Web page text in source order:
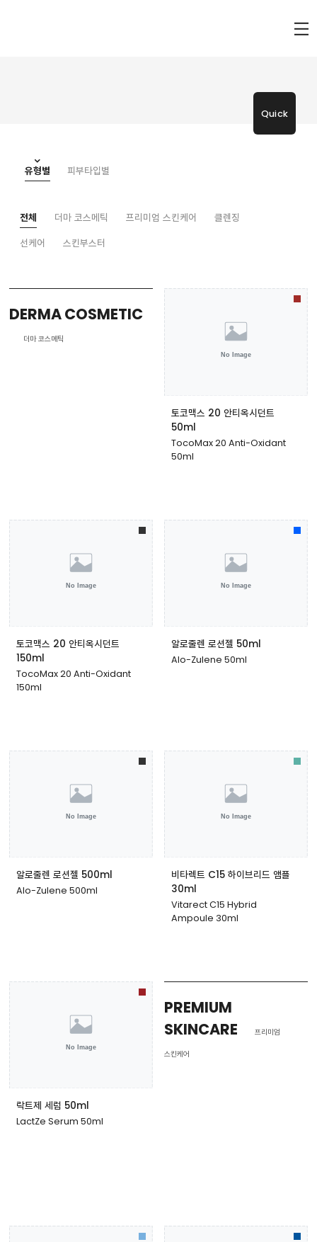
Quick
유형별 피부타입별
전체 더마 코스메틱 프리미엄 스킨케어
클렌징
선케어
스킨부스터
DERMA COSMETIC
더마 코스메틱
토코맥스 20 안티옥시던트
50ml
TocoMax 20 Anti-Oxidant
50ml
토코맥스 20 안티옥시던트
150ml
TocoMax 20 Anti-Oxidant
150ml
알로줄렌 로션젤 50ml
Alo-Zulene 50ml
알로줄렌 로션젤 500ml
Alo-Zulene 500ml
비타렉트 C15 하이브리드 앰플
30ml
Vitarect C15 Hybrid
Ampoule 30ml
락트제 세럼 50ml
LactZe Serum 50ml
PREMIUM
SKINCARE
프리미엄
스킨케어